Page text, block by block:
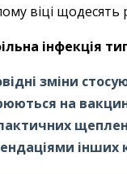
віці щодесять
інфекція
зміни
на
інших